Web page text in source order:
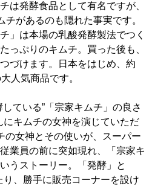
は発酵食品として有名ですが、
チがあるのも隠れた事実です。
」は本場の乳酸発酵製法でつく
っぷりのキムチ。買った後も、
づけます。日本をはじめ、約
人気商品です。
ている”「宗家キムチ」の良さ
にキムチの女神を演じていただ
の女神とその使いが、スーパー
業員の前に突如現れ、「宗家キ
うストーリー。「発酵」と
り、勝手に販売コーナーを設け